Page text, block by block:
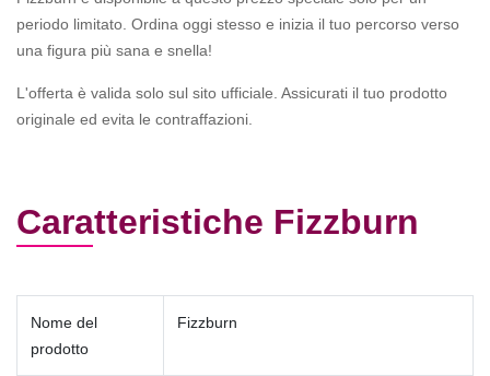
periodo limitato. Ordina oggi stesso e inizia il tuo percorso verso
una figura più sana e snella!
L'offerta è valida solo sul sito ufficiale. Assicurati il tuo prodotto
originale ed evita le contraffazioni.
Caratteristiche Fizzburn
Nome del
prodotto
Fizzburn